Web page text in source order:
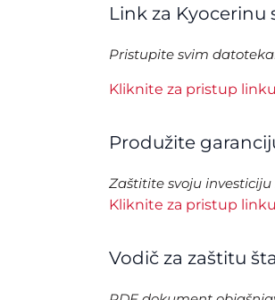
Link za
Pristupite svim
Kliknite za pristup linku
Produžite
Zaštitite svoju
Kliknite za pristup linku
Vodič za zaštitu